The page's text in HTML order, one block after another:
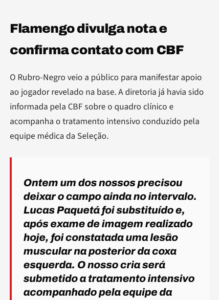
Flamengo divulga nota e
confirma contato com CBF
O Rubro-Negro veio a público para manifestar apoio
ao jogador revelado na base. A diretoria já havia sido
informada pela CBF sobre o quadro clínico e
acompanha o tratamento intensivo conduzido pela
equipe médica da Seleção.
Ontem um dos nossos precisou
deixar o campo ainda no intervalo.
Lucas Paquetá foi substituído e,
após exame de imagem realizado
hoje, foi constatada uma lesão
muscular na posterior da coxa
esquerda. O nosso cria será
submetido a tratamento intensivo
acompanhado pela equipe da